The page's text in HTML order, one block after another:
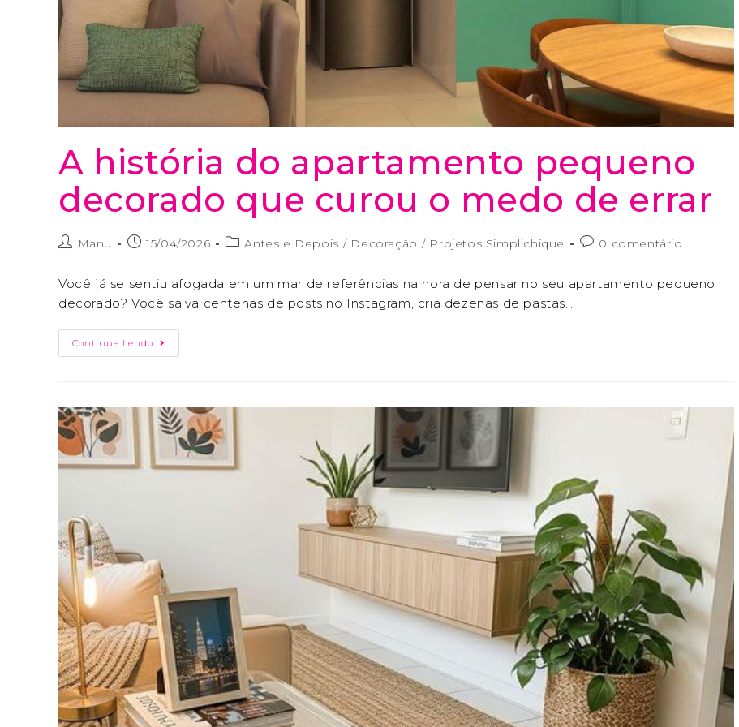
A história do apartamento pequeno
decorado que curou o medo de errar
Manu 15/04/2026 Antes e Depois / Decoração / Projetos Simplichique 0 comentário
Você já se sentiu afogada em um mar de referências na hora de pensar no seu apartamento pequeno
decorado? Você salva centenas de posts no Instagram, cria dezenas de pastas…
Continue Lendo